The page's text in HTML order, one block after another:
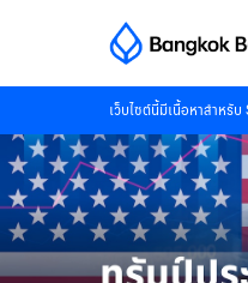
เว็บไซต์นี้มีเนื้อหาสำหรับ